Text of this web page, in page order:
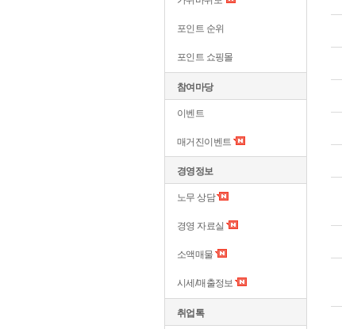
포인트 순위
포인트 쇼핑몰
참여마당
이벤트
매거진이벤트
경영정보
노무 상담
경영 자료실
소액매물
시세/매출정보
취업톡